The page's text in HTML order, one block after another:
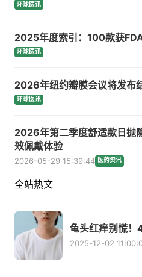
环球医讯
2025年度索引：100款获
环球医讯
2026年纽约瓣膜会议将发布
环球医讯
2026年第二季度舒适款日抛
效佩戴体验
2026-05-29 15:39:44 医药资讯
全站热文
龟头红痒别慌！
2025-12-02